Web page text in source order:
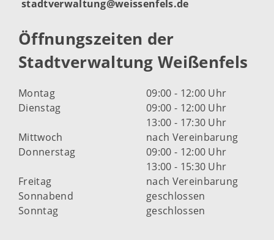
stadtverwaltung@weissenfels.de
Öffnungszeiten der
Stadtverwaltung Weißenfels
Montag
09:00 - 12:00 Uhr
Dienstag
09:00 - 12:00 Uhr
13:00 - 17:30 Uhr
Mittwoch
nach Vereinbarung
Donnerstag
09:00 - 12:00 Uhr
13:00 - 15:30 Uhr
Freitag
nach Vereinbarung
Sonnabend
geschlossen
Sonntag
geschlossen